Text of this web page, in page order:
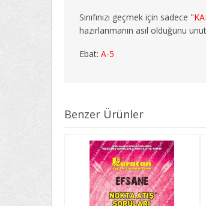
Sınıfınızı geçmek için sadece "
hazırlanmanın asıl olduğunu
Ebat: A-5
Benzer Ürünler